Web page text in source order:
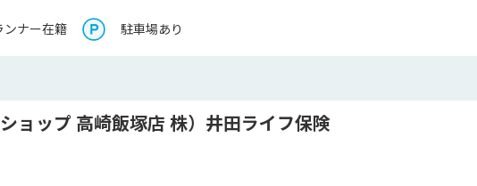
ンナー在籍 駐車場あり
ョップ 高崎飯塚店 株）井田ライフ保険